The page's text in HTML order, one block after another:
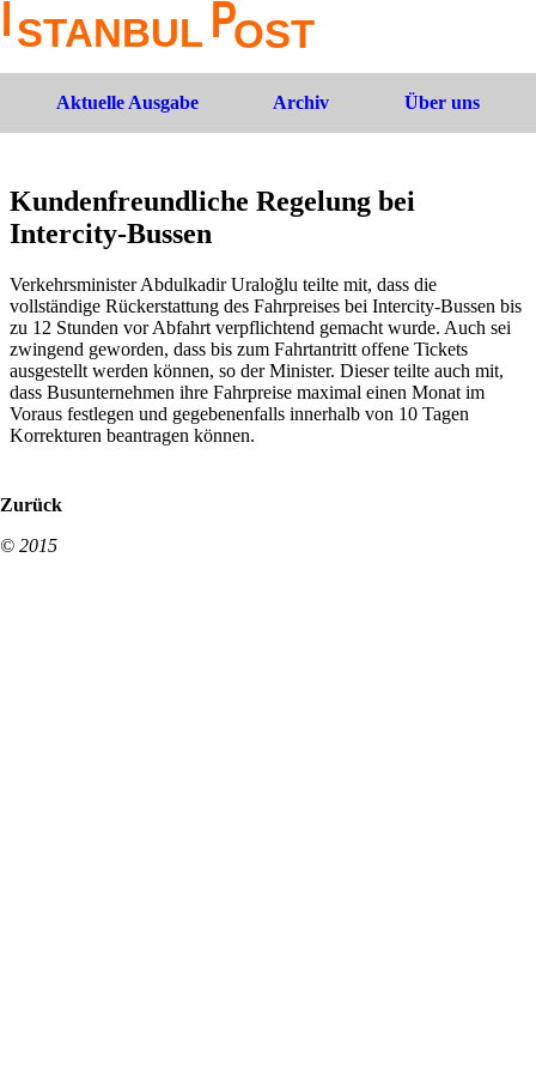
Aktuelle Ausgabe Archiv Über uns
Kundenfreundliche Regelung bei
Intercity-Bussen
Verkehrsminister Abdulkadir Uraloğlu teilte mit, dass die
vollständige Rückerstattung des Fahrpreises bei Intercity-Bussen bis
zu 12 Stunden vor Abfahrt verpflichtend gemacht wurde. Auch sei
zwingend geworden, dass bis zum Fahrtantritt offene Tickets
ausgestellt werden können, so der Minister. Dieser teilte auch mit,
dass Busunternehmen ihre Fahrpreise maximal einen Monat im
Voraus festlegen und gegebenenfalls innerhalb von 10 Tagen
Korrekturen beantragen können.
Zurück
© 2015